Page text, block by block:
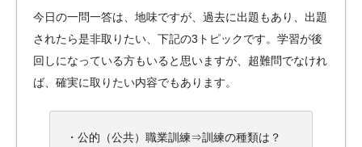
今日の一問一答は、地味ですが、過去に出題もあり、出題
されたら是非取りたい、下記の3トピックです。学習が後
回しになっている方もいると思いますが、超難問でなけれ
ば、確実に取りたい内容でもあります。
・公的（公共）職業訓練⇒訓練の種類は？